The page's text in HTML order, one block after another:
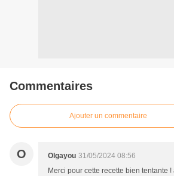
Commentaires
Ajouter un commentaire
O Olgayou 31/05/2024 08:56
Merci pour cette recette bien tentante